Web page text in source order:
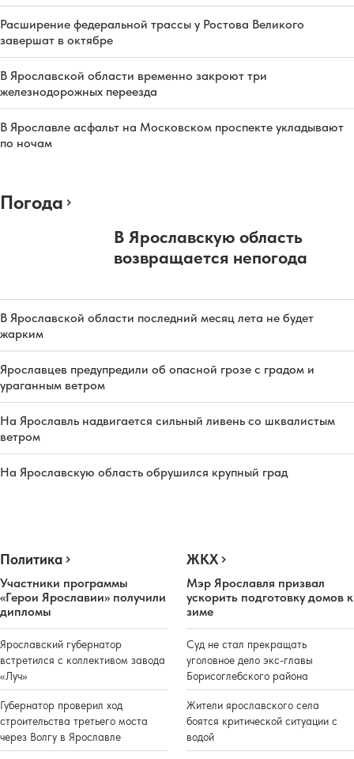
Расширение федеральной трассы у Ростова Великого
завершат в октябре
В Ярославской области временно закроют три
железнодорожных переезда
В Ярославле асфальт на Московском проспекте укладывают
по ночам
Погода
В Ярославскую область
возвращается непогода
В Ярославской области последний месяц лета не будет
жарким
Ярославцев предупредили об опасной грозе с градом и
ураганным ветром
На Ярославль надвигается сильный ливень со шквалистым
ветром
На Ярославскую область обрушился крупный град
Политика
Участники программы
«Герои Ярославии» получили
дипломы
Ярославский губернатор
встретился с коллективом завода
«Луч»
Губернатор проверил ход
строительства третьего моста
через Волгу в Ярославле
ЖКХ
Мэр Ярославля призвал
ускорить подготовку домов к
зиме
Суд не стал прекращать
уголовное дело экс-главы
Борисоглебского района
Жители ярославского села
боятся критической ситуации с
водой